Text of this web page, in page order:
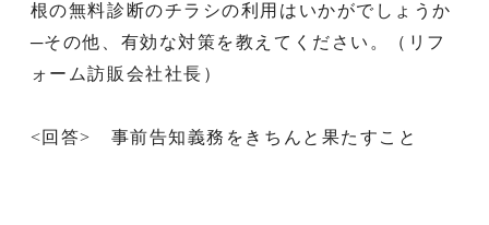
根の無料診断のチラシの利用はいかがでしょうか
─その他、有効な対策を教えてください。（リフ
ォーム訪販会社社長）
<回答> 事前告知義務をきちんと果たすこと